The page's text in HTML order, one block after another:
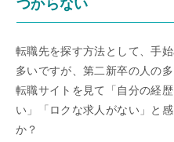
つからない
転職先を探す方法として、手
多いですが、第二新卒の人の
転職サイトを見て「自分の経
い」「ロクな求人がない」と
か？